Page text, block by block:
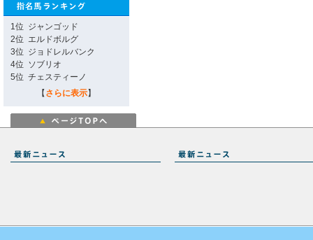
1位 ジャンゴッド
2位 エルドボルグ
3位 ジョドレルバンク
4位 ソブリオ
5位 チェスティーノ
【 さらに表示】